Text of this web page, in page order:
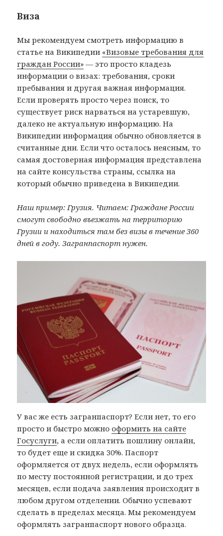
Виза
Мы рекомендуем смотреть информацию в
статье на Википедии «Визовые требования для
граждан России» — это просто кладезь
информации о визах: требования, сроки
пребывания и другая важная информация.
Если проверять просто через поиск, то
существует риск нарваться на устаревшую,
далеко не актуальную информацию. На
Википедии информация обычно обновляется в
считанные дни. Если что осталось неясным, то
самая достоверная информация представлена
на сайте консульства страны, ссылка на
который обычно приведена в Википедии.
Наш пример: Грузия. Читаем: Граждане России
смогут свободно въезжать на территорию
Грузии и находиться там без визы в течение 360
дней в году. Загранпаспорт нужен.
У вас же есть загранпаспорт? Если нет, то его
просто и быстро можно оформить на сайте
Госуслуги, а если оплатить пошлину онлайн,
то будет еще и скидка 30%. Паспорт
оформляется от двух недель, если оформлять
по месту постоянной регистрации, и до трех
месяцев, если подача заявления происходит в
любом другом отделении. Обычно успевают
сделать в пределах месяца. Мы рекомендуем
оформлять загранпаспорт нового образца.